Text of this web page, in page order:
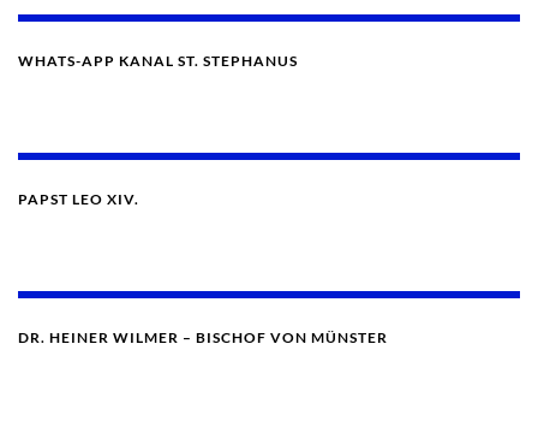
WHATS-APP KANAL ST. STEPHANUS
PAPST LEO XIV.
DR. HEINER WILMER – BISCHOF VON MÜNSTER